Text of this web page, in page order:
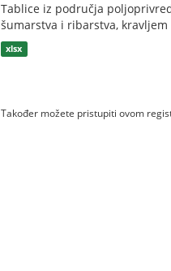
Tablice iz područja
šumarstva i ribarstva,
xlsx
Također možete pristupiti ovom